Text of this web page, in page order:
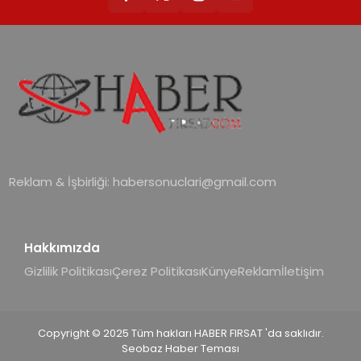
Reklam & İşbirliği: habersonuclari@gmail.com
Hakkımızda
Gizlilik PolitikasıÇerez PolitikasıKünyeReklamİletişim
Copyright © 2025 Tüm hakları HABER FIRSAT 'da saklıdır.
Seobaz Haber Teması